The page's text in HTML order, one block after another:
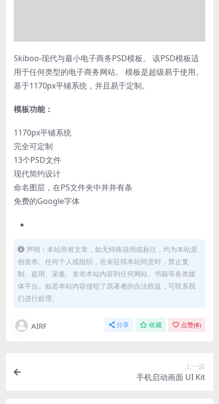
Skiboo-现代与最小电子商务PSD模板。 该PSD模板适
用于任何类型的电子商务网站。 模板是超级易于使用。
基于1170px平铺系统，并且易于定制。
模板功能：
1170px平铺系统
完全可定制
13个PSD文件
现代简约设计
命名图层，在PS文件夹中井井有条
免费的Google字体
声明：本站所有文章，如无特殊说明或标注，均为本站原
创发布。任何个人或组织，在未征得本站同意时，禁止复
制、盗用、采集、发布本站内容到任何网站、书籍等各类媒
体平台。如若本站内容侵犯了原著者的合法权益，可联系我
们进行处理。
AIRF 分享 收藏 点赞(0)
上一篇
手机启动画面 UI Kit